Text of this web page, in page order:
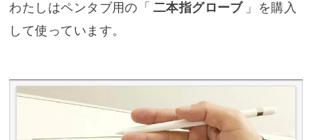
わたしはペンタブ用の「 二本指グローブ 」を購入
して使っています。